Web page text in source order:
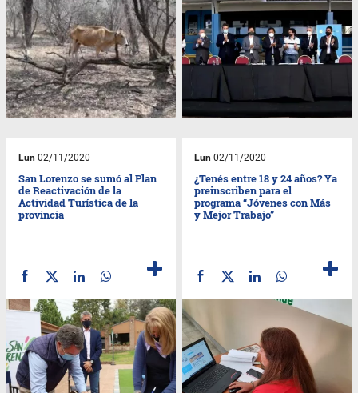
Lun 02/11/2020
San Lorenzo se sumó al Plan
de Reactivación de la
Actividad Turística de la
provincia
Lun 02/11/2020
¿Tenés entre 18 y 24 años? Ya
preinscriben para el
programa “Jóvenes con Más
y Mejor Trabajo”